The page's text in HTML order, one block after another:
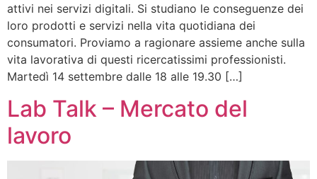
attivi nei servizi digitali. Si studiano le conseguenze dei
loro prodotti e servizi nella vita quotidiana dei
consumatori. Proviamo a ragionare assieme anche sulla
vita lavorativa di questi ricercatissimi professionisti.
Martedì 14 settembre dalle 18 alle 19.30 […]
Lab Talk – Mercato del
lavoro